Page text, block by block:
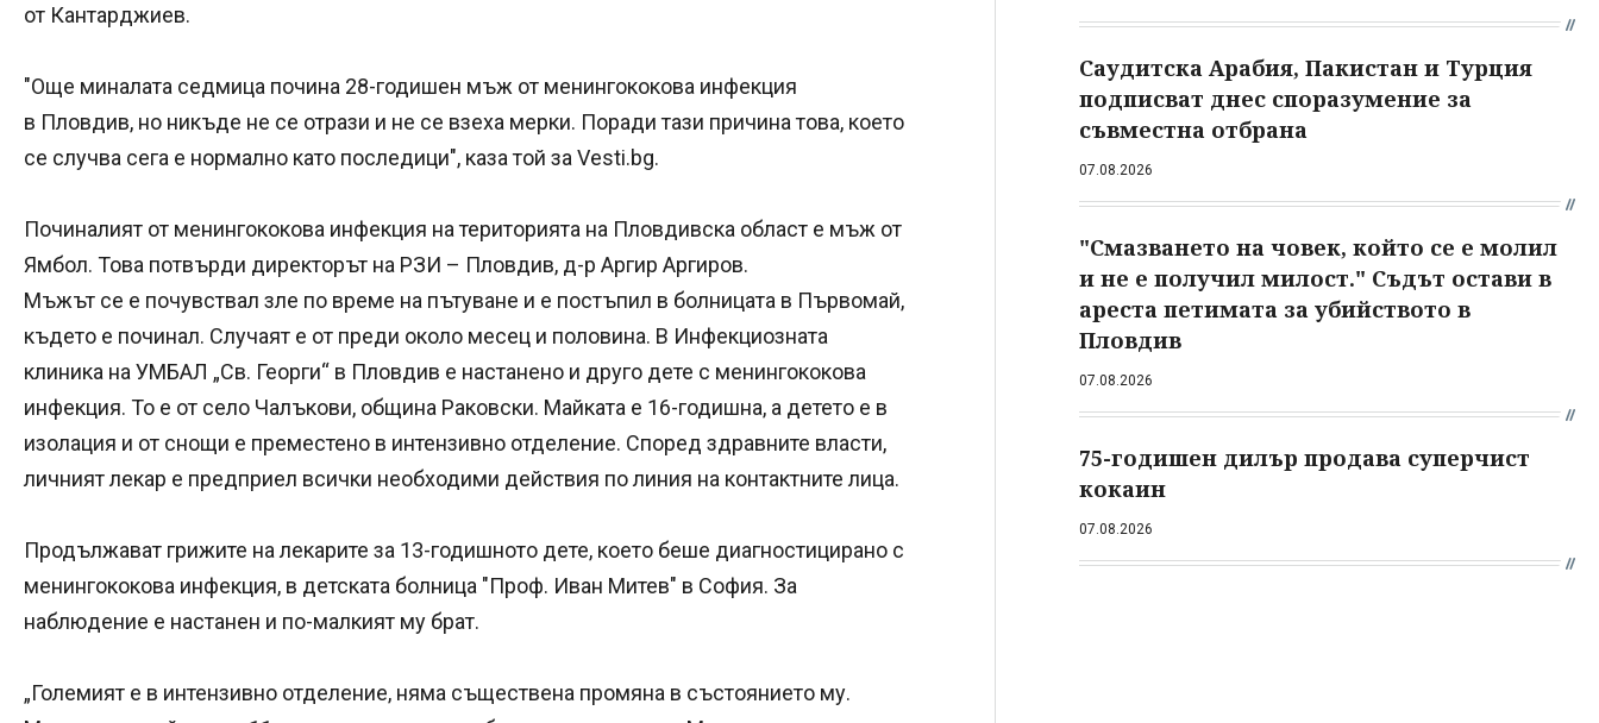
от Кантарджиев.
"Още миналата седмица почина 28-годишен мъж от менингококова инфекция
в Пловдив, но никъде не се отрази и не се взеха мерки. Поради тази причина това, което
се случва сега е нормално като последици", каза той за Vesti.bg.
Починалият от менингококова инфекция на територията на Пловдивска област е мъж от
Ямбол. Това потвърди директорът на РЗИ – Пловдив, д-р Аргир Аргиров.
Мъжът се е почувствал зле по време на пътуване и е постъпил в болницата в Първомай,
където е починал. Случаят е от преди около месец и половина. В Инфекциозната
клиника на УМБАЛ „Св. Георги“ в Пловдив е настанено и друго дете с менингококова
инфекция. То е от село Чалъкови, община Раковски. Майката е 16-годишна, а детето е в
изолация и от снощи е преместено в интензивно отделение. Според здравните власти,
личният лекар е предприел всички необходими действия по линия на контактните лица.
Продължават грижите на лекарите за 13-годишното дете, което беше диагностицирано с
менингококова инфекция, в детската болница "Проф. Иван Митев" в София. За
наблюдение е настанен и по-малкият му брат.
„Големият е в интензивно отделение, няма съществена промяна в състоянието му.
Саудитска Арабия, Пакистан и Турция
подписват днес споразумение за
съвместна отбрана
07.08.2026
"Смазването на човек, който се е молил
и не е получил милост." Съдът остави в
ареста петимата за убийството в
Пловдив
07.08.2026
75-годишен дилър продава суперчист
кокаин
07.08.2026